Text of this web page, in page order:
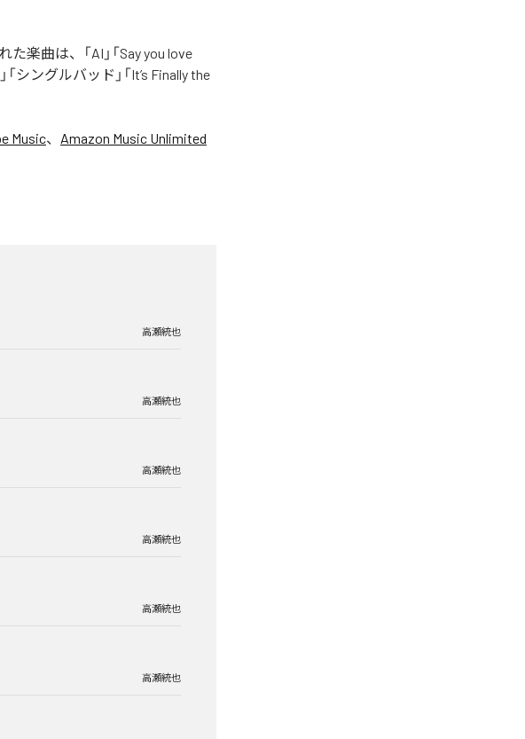
楽曲は、「AI」「Say you love
「シングルバッド」「It’s Finally the
Music、 Amazon Music Unlimited
高瀬統也
高瀬統也
高瀬統也
高瀬統也
高瀬統也
高瀬統也